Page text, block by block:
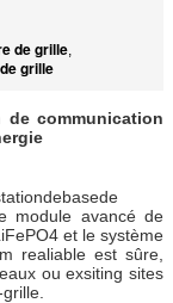
de grille,
grille
de communication
module avancé de
et le système
realiable est sûre,
ou exsiting sites